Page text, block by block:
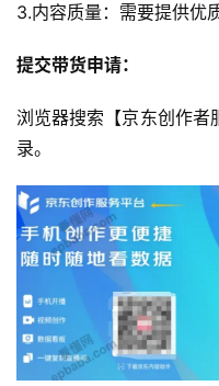
3.内容质量：需要提供优
提交带货申请：
浏览器搜索【京东创作者
录。